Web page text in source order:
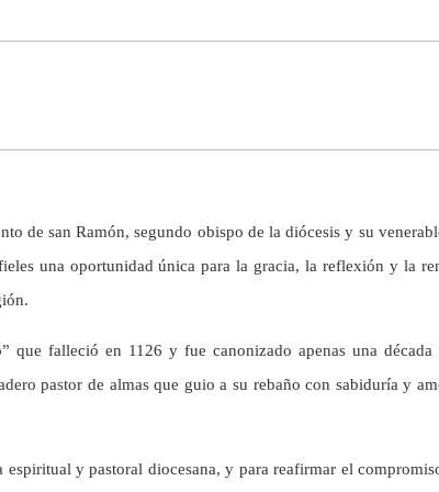
de san Ramón, segundo obispo de la diócesis y su
una oportunidad única para la gracia, la reflexión y la
falleció en 1126 y fue canonizado apenas una década
pastor de almas que guio a su rebaño con sabiduría y
y pastoral diocesana, y para reafirmar el